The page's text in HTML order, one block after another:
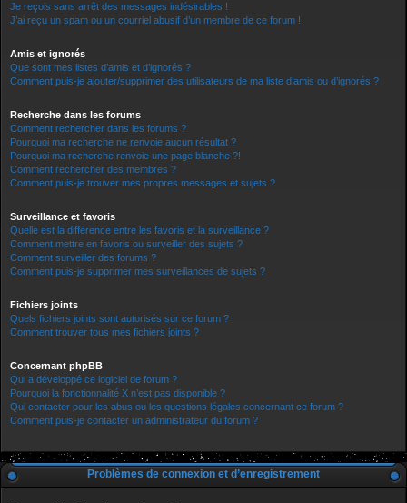
Je reçois sans arrêt des messages indésirables !
J’ai reçu un spam ou un courriel abusif d’un membre de ce forum !
Amis et ignorés
Que sont mes listes d’amis et d’ignorés ?
Comment puis-je ajouter/supprimer des utilisateurs de ma liste d’amis ou d’ignorés ?
Recherche dans les forums
Comment rechercher dans les forums ?
Pourquoi ma recherche ne renvoie aucun résultat ?
Pourquoi ma recherche renvoie une page blanche ?!
Comment rechercher des membres ?
Comment puis-je trouver mes propres messages et sujets ?
Surveillance et favoris
Quelle est la différence entre les favoris et la surveillance ?
Comment mettre en favoris ou surveiller des sujets ?
Comment surveiller des forums ?
Comment puis-je supprimer mes surveillances de sujets ?
Fichiers joints
Quels fichiers joints sont autorisés sur ce forum ?
Comment trouver tous mes fichiers joints ?
Concernant phpBB
Qui a développé ce logiciel de forum ?
Pourquoi la fonctionnalité X n’est pas disponible ?
Qui contacter pour les abus ou les questions légales concernant ce forum ?
Comment puis-je contacter un administrateur du forum ?
Problèmes de connexion et d’enregistrement